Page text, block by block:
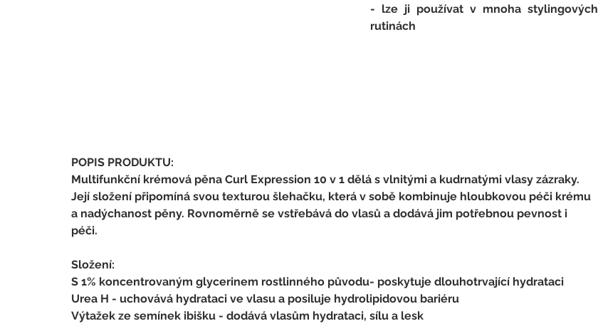
- lze ji používat v mnoha stylingových
rutinách
POPIS PRODUKTU:
Multifunkční krémová pěna Curl Expression 10 v 1 dělá s vlnitými a kudrnatými vlasy zázraky.
Její složení připomíná svou texturou šlehačku, která v sobě kombinuje hloubkovou péči krému
a nadýchanost pěny. Rovnoměrně se vstřebává do vlasů a dodává jim potřebnou pevnost i
péči.
Složení:
S 1% koncentrovaným glycerinem rostlinného původu- poskytuje dlouhotrvající hydrataci
Urea H - uchovává hydrataci ve vlasu a posiluje hydrolipidovou bariéru
Výtažek ze semínek ibišku - dodává vlasům hydrataci, sílu a lesk